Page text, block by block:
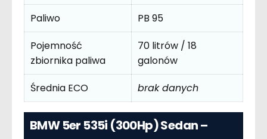
Paliwo
PB 95
Pojemność
zbiornika paliwa
70 litrów / 18
galonów
Średnia ECO
brak danych
BMW 5er 535i (300Hp) Sedan –